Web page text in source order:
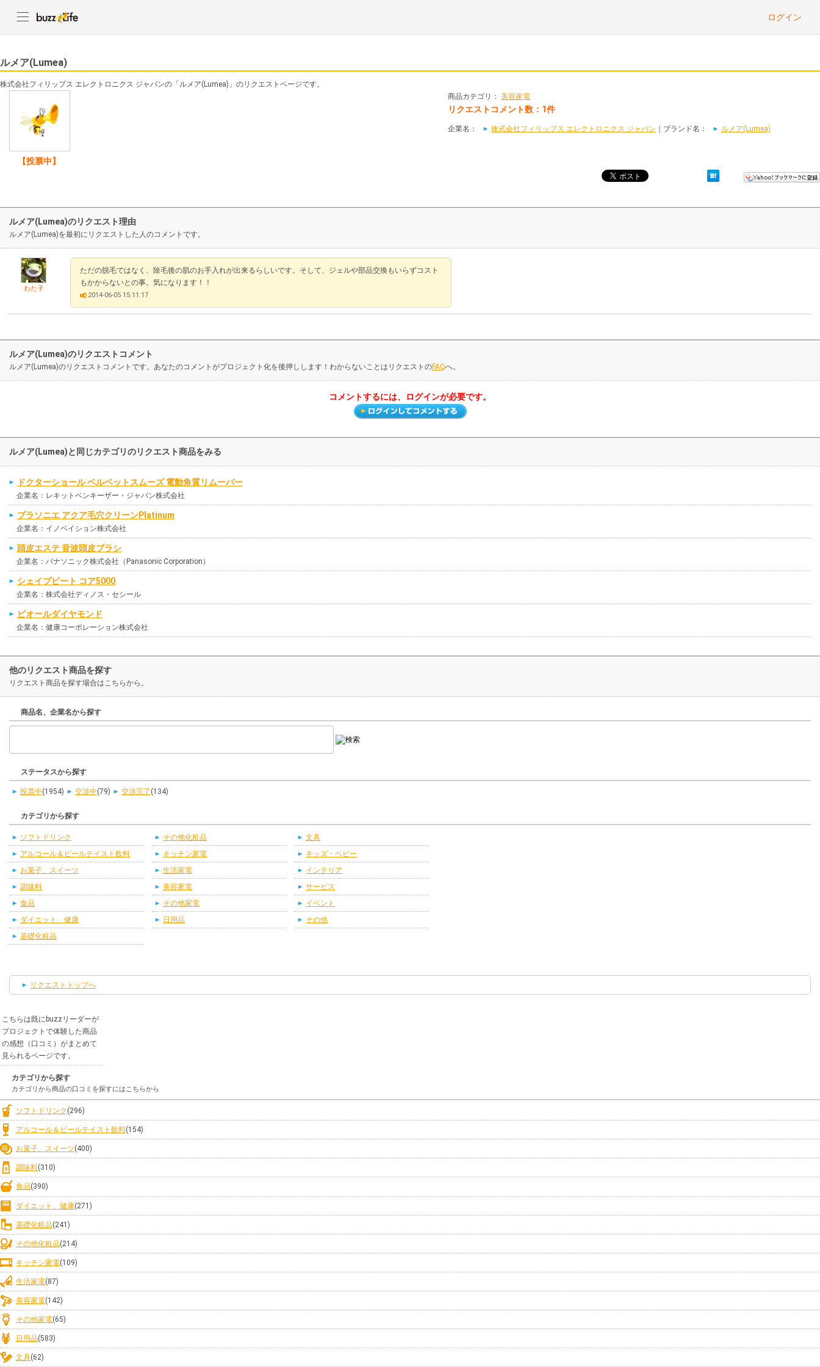
ログイン
ルメア(Lumea)
株式会社フィリップス エレクトロニクス ジャパンの「ルメア(Lumea)」のリクエストページです。
【投票中】
商品カテゴリ： 美容家電
リクエストコメント数：1件
企業名： 株式会社フィリップス エレクトロニクス ジャパン ｜ブランド名： ルメア(Lumea)
ルメア(Lumea)のリクエスト理由
ルメア(Lumea)を最初にリクエストした人のコメントです。
わた子
ただの脱毛ではなく、除毛後の肌のお手入れが出来るらしいです。そして、ジェルや部品交換もいらずコスト
もかからないとの事。気になります！！
2014-06-05 15:11:17
ルメア(Lumea)のリクエストコメント
ルメア(Lumea)のリクエストコメントです。あなたのコメントがプロジェクト化を後押しします！わからないことはリクエストのFAQへ。
コメントするには、ログインが必要です。
ルメア(Lumea)と同じカテゴリのリクエスト商品をみる
ドクターショール ベルベットスムーズ 電動角質リムーバー
企業名：レキットベンキーザー・ジャパン株式会社
プラソニエ アクア毛穴クリーンPlatinum
企業名：イノベイション株式会社
頭皮エステ 音波頭皮ブラシ
企業名：パナソニック株式会社（Panasonic Corporation）
シェイプビート コア5000
企業名：株式会社ディノス・セシール
ビオールダイヤモンド
企業名：健康コーポレーション株式会社
他のリクエスト商品を探す
リクエスト商品を探す場合はこちらから。
商品名、企業名から探す
ステータスから探す
投票中(1954) 交渉中(79) 交渉完了 (134)
カテゴリから探す
ソフトドリンク
アルコール＆ビールテイスト飲料
お菓子、スイーツ
調味料
食品
ダイエット、健康
基礎化粧品
その他化粧品
キッチン家電
生活家電
美容家電
その他家電
日用品
文具
キッズ・ベビー
インテリア
サービス
イベント
その他
リクエストトップへ
こちらは既にbuzzリーダーが
プロジェクトで体験した商品
の感想（口コミ）がまとめて
見られるページです。
カテゴリから探す
カテゴリから商品の口コミを探すにはこちらから
ソフトドリンク (296)
アルコール＆ビールテイスト飲料(154)
お菓子、スイーツ(400)
調味料(310)
食品(390)
ダイエット、健康(271)
基礎化粧品(241)
その他化粧品(214)
キッチン家電(109)
生活家電(87)
美容家電(142)
その他家電(65)
日用品(583)
文具(62)